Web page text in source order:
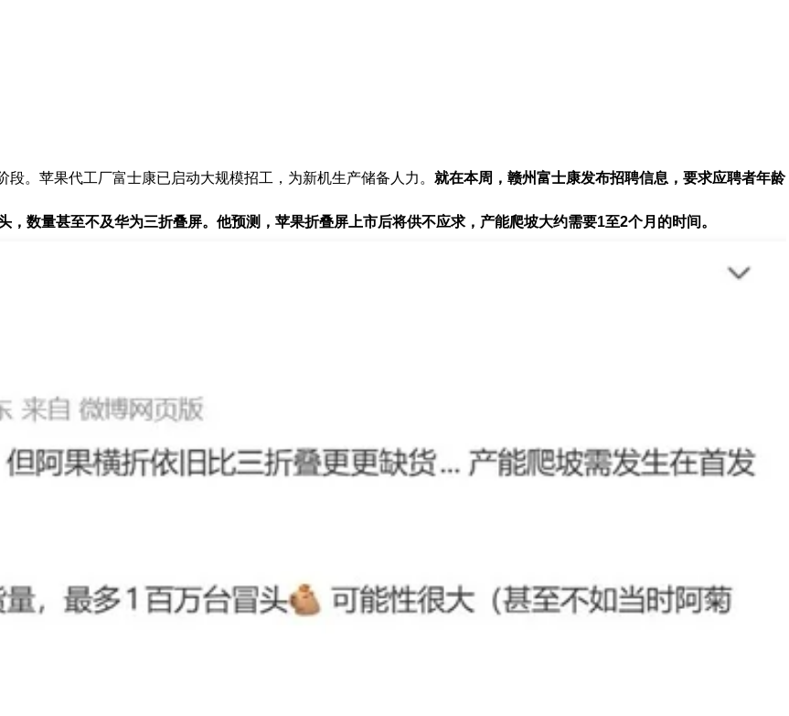
。苹果代工厂富士康已启动大规模招工，为新机生产储备人力。 就在本周，赣州富士康发布招聘信息，要求应聘者年龄
数量甚至不及华为三折叠屏。他预测，苹果折叠屏上市后将供不应求，产能爬坡大约需要1至2个月的时间。